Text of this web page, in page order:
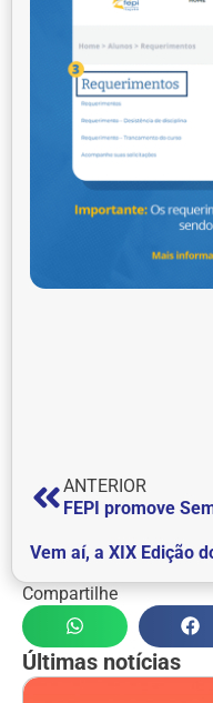
ANTERIOR
Compartilhe
Últimas notícias